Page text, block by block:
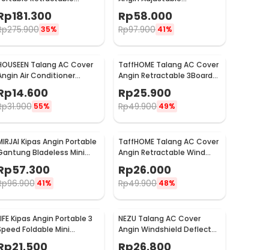
Folding Fan 7200mAh - ZK-
181.300
275.900 35%
Windshield Deflector
56x18cm - GB001
Rp58.000
Rp97.900 41%
Talang AC Cover
Air Conditioner
Windshield Deflector - YH-
8014.600
31.900 55%
TaffHOME Talang AC Cover
Angin Retractable 3Board
HZ74
Rp25.900
Rp49.900 49%
Kipas Angin Portable
Bladeless Mini
Cooling Fan 1200mAh - 6171
57.300
96.900 41%
TaffHOME Talang AC Cover
Angin Retractable Wind
Deflector - W92
Rp26.000
Rp49.900 48%
Kipas Angin Portable 3
Foldable Mini
21.500
NEZU Talang AC Cover
Angin Windshield Deflector
Whale Pattern - N9S
Rp26.800